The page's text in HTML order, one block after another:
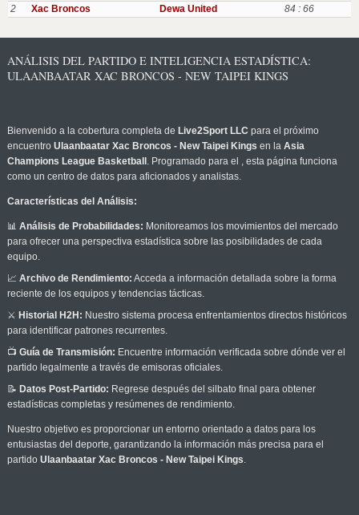
2
Xac Broncos Dewa United 84 : 66
ANÁLISIS DEL PARTIDO E INTELIGENCIA ESTADÍSTICA:
ULAANBAATAR XAC BRONCOS - NEW TAIPEI KINGS
Bienvenido a la cobertura completa de Live2Sport LLC para el próximo
encuentro Ulaanbaatar Xac Broncos - New Taipei Kings en la Asia
Champions League Basketball . Programado para el , esta página funciona
como un centro de datos para aficionados y analistas.
Características del Análisis:
📊 Análisis de Probabilidades: Monitoreamos los movimientos del mercado
para ofrecer una perspectiva estadística sobre las posibilidades de cada
equipo.
📈 Archivo de Rendimiento: Acceda a información detallada sobre la forma
reciente de los equipos y tendencias tácticas.
⚔️ Historial H2H: Nuestro sistema procesa enfrentamientos directos históricos
para identificar patrones recurrentes.
📺 Guía de Transmisión: Encuentre información verificada sobre dónde ver el
partido legalmente a través de emisoras oficiales.
📝 Datos Post-Partido: Regrese después del silbato final para obtener
estadísticas completas y resúmenes de rendimiento.
Nuestro objetivo es proporcionar un entorno orientado a datos para los
entusiastas del deporte, garantizando la información más precisa para el
partido Ulaanbaatar Xac Broncos - New Taipei Kings.